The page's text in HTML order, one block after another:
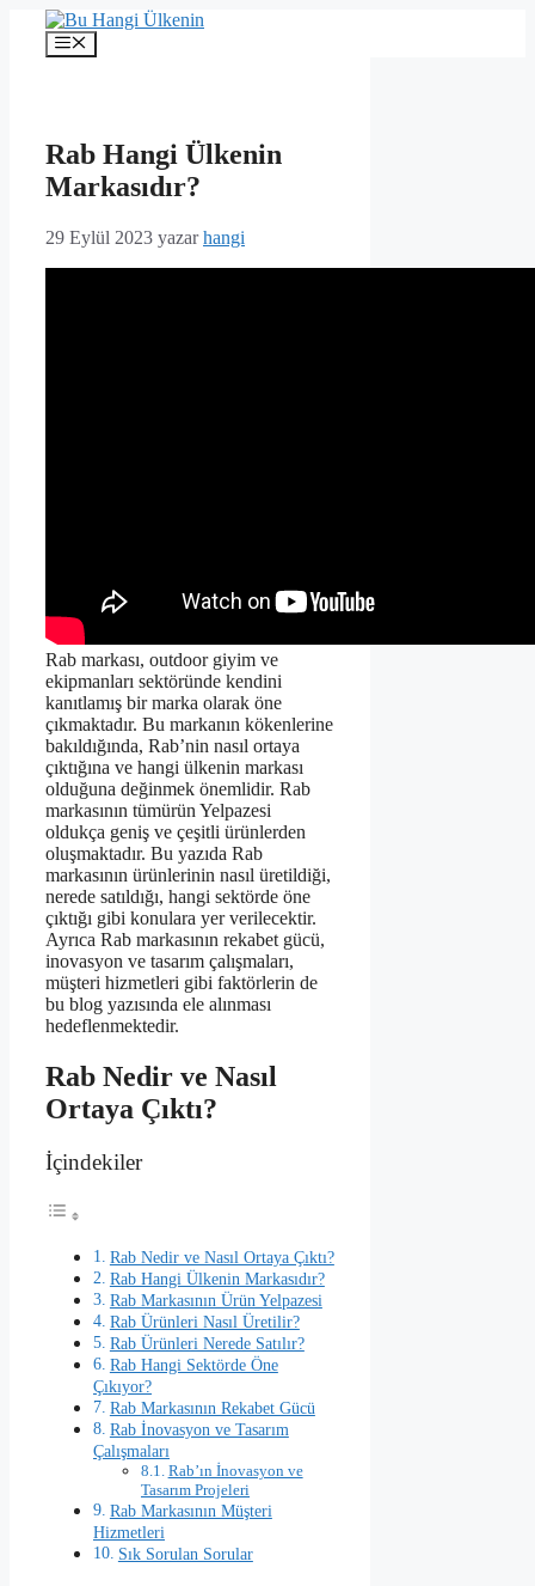
İçeriğe
Menü
Rab Hangi Ülkenin
Markasıdır?
29 Eylül 2023 yazarhangi
Rab markası, outdoor giyim ve
ekipmanları sektöründe kendini
kanıtlamış bir marka olarak öne
çıkmaktadır. Bu markanın kökenlerine
bakıldığında, Rab’nin nasıl ortaya
çıktığına ve hangi ülkenin markası
olduğuna değinmek önemlidir. Rab
markasının tümürün Yelpazesi
oldukça geniş ve çeşitli ürünlerden
oluşmaktadır. Bu yazıda Rab
markasının ürünlerinin nasıl üretildiği,
nerede satıldığı, hangi sektörde öne
çıktığı gibi konulara yer verilecektir.
Ayrıca Rab markasının rekabet gücü,
inovasyon ve tasarım çalışmaları,
müşteri hizmetleri gibi faktörlerin de
bu blog yazısında ele alınması
hedeflenmektedir.
Rab Nedir ve Nasıl
Ortaya Çıktı?
İçindekiler
Rab Nedir ve Nasıl Ortaya Çıktı?
Rab Hangi Ülkenin Markasıdır?
Rab Markasının Ürün Yelpazesi
Rab Ürünleri Nasıl Üretilir?
Rab Ürünleri Nerede Satılır?
Rab Hangi Sektörde Öne
Çıkıyor?
Rab Markasının Rekabet Gücü
Rab İnovasyon ve Tasarım
Çalışmaları
Rab’ın İnovasyon ve
Tasarım Projeleri
Rab Markasının Müşteri
Hizmetleri
Sık Sorulan Sorular